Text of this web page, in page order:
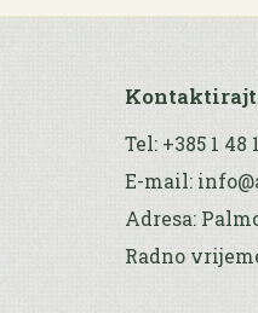
Tel: +385 1 48
E-mail:
Adresa:
Radno